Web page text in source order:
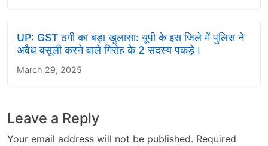
UP: GST ठगी का बड़ा खुलासा: यूपी के इस जिले में पुलिस ने
अवैध वसूली करने वाले गिरोह के 2 सदस्य पकड़े।
March 29, 2025
Leave a Reply
Your email address will not be published. Required